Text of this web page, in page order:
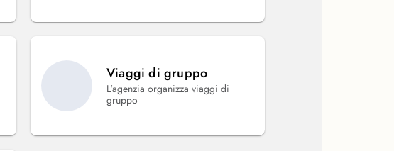
Viaggi di gruppo
L'agenzia organizza viaggi di
gruppo